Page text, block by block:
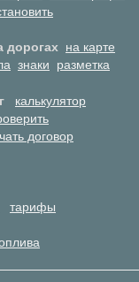
дорогах на карте
знаки разметка
калькулятор
договор
тарифы